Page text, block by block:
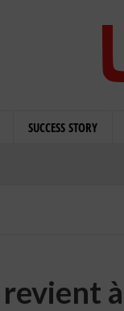
SUCCESS STORY